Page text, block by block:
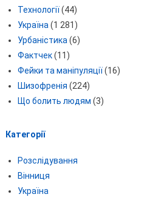
Технології(44)
Україна (1 281)
Урбаністика (6)
Фактчек(11)
Фейки та маніпуляції(16)
Шизофренія (224)
Що болить людям (3)
Категорії
Розслідування
Вінниця
Україна